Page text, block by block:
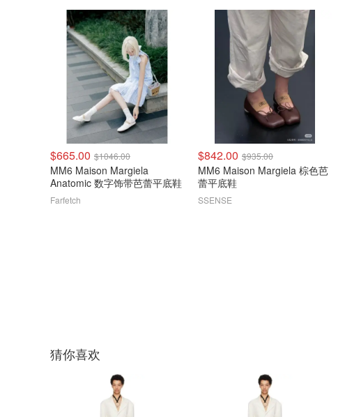
$665.00 $1046.00
MM6 Maison Margiela
Anatomic 数字饰带芭蕾平底鞋
Farfetch
$842.00 $935.00
MM6 Maison Margiela 棕色芭
蕾平底鞋
SSENSE
猜你喜欢